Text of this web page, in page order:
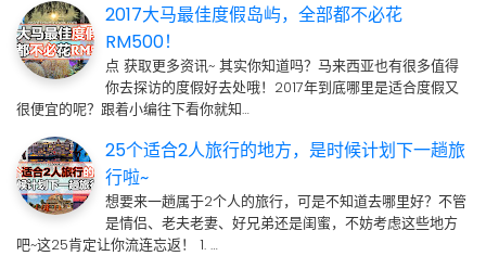
2017大马最佳度假岛屿，全部都不必花
RM500！
点 获取更多资讯~ 其实你知道吗？马来西亚也有很多值得
你去探访的度假好去处哦！2017年到底哪里是适合度假又
很便宜的呢？跟着小编往下看你就知…
25个适合2人旅行的地方，是时候计划下一趟旅
行啦~
想要来一趟属于2个人的旅行，可是不知道去哪里好？不管
是情侣、老夫老妻、好兄弟还是闺蜜，不妨考虑这些地方
吧~这25肯定让你流连忘返！ 1. …